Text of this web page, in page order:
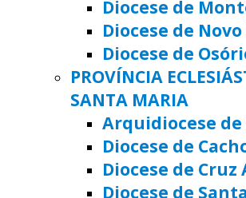
Diocese de
Diocese de
Diocese de
PROVÍNCIA
SANTA MARIA
Arquidiocese
Diocese de
Diocese de Cruz
Diocese de